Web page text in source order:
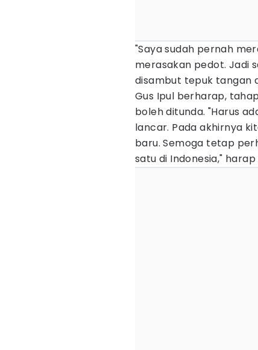
"Saya sudah pernah
merasakan pedot. Jadi
disambut tepuk tangan
Gus Ipul berharap,
boleh ditunda. "Harus
lancar. Pada akhirnya
baru. Semoga tetap
satu di Indonesia," harap